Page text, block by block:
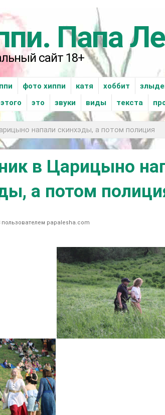
Папа
сайт 18+
фото хиппи катя xоббит
это звуки виды текста
напали скинхэды, а потом полиция
в Царицыно
а потом
пользователем papalesha.com